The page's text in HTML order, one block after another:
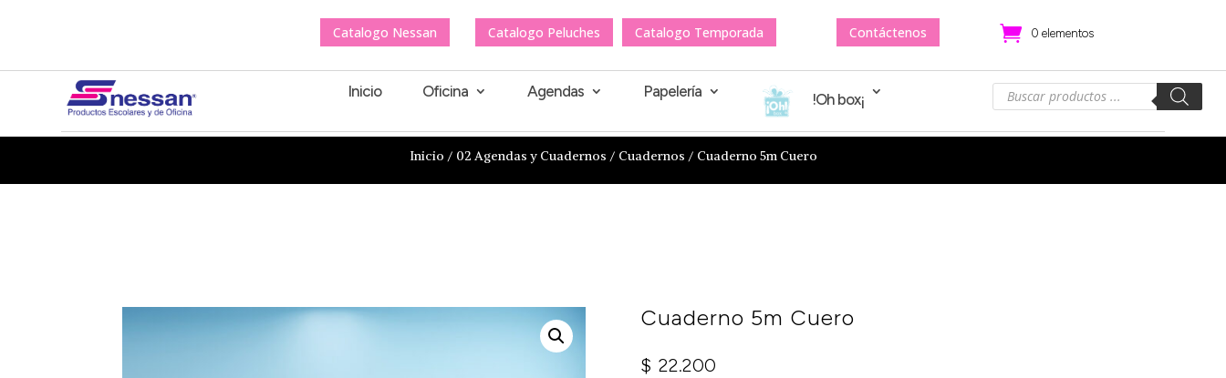
Catalogo Nessan Catalogo Peluches Catalogo Temporada Contáctenos 0 elementos
Inicio Oficina Agendas Papelería !Oh box¡
Búsqueda
productos
Inicio / 02 Agendas y Cuadernos / Cuadernos / Cuaderno 5m Cuero
Cuaderno 5m Cuero
$ 22.200